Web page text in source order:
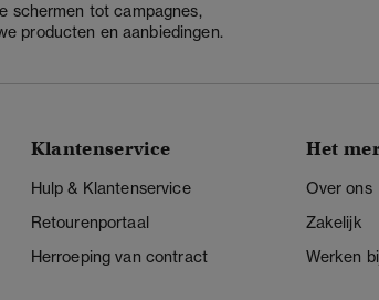
schermen tot campagnes,
producten en aanbiedingen.
Klantenservice
Hulp & Klantenservice
Retourenportaal
Herroeping van contract
Het
Over ons
Zakelijk
Werken